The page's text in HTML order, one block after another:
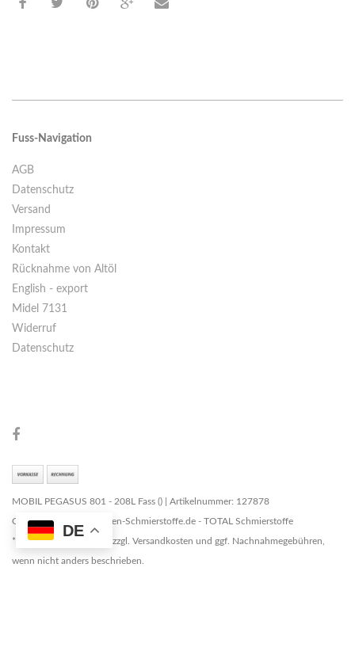
DE
Fuss-Navigation
AGB
Datenschutz
Versand
Impressum
Kontakt
Rücknahme von Altöl
English - export
Midel 7131
Widerruf
Datenschutz
MOBIL PEGASUS 801 - 208L Fass () | Artikelnummer: 127878
Copyright © 2026 Marken-Schmierstoffe.de - TOTAL Schmierstoffe
* Alle Preise zzgl. MwSt. zzgl. Versandkosten und ggf. Nachnahmegebühren,
wenn nicht anders beschrieben.